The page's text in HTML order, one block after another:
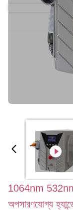
1064nm 532nm
অপসারণযোগ্য